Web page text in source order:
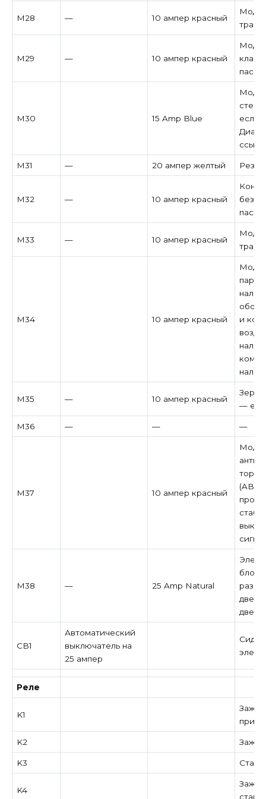
M28 — 10 ампер красный
M29 — 10 ампер красный
M30 15 Amp Blue
если
M31 — 20 ампер желтый
M32 — 10 ампер красный
M33 — 10 ампер красный
M34 10 ампер красный
и
M35 — 10 ампер красный
—
M36 — — —
M37 10 ампер красный
(ABS)
M38 — 25 Amp Natural
двери
CB1
Автоматический
выключатель на
25 ампер
Реле
K1
K2
K3
K4
старт)